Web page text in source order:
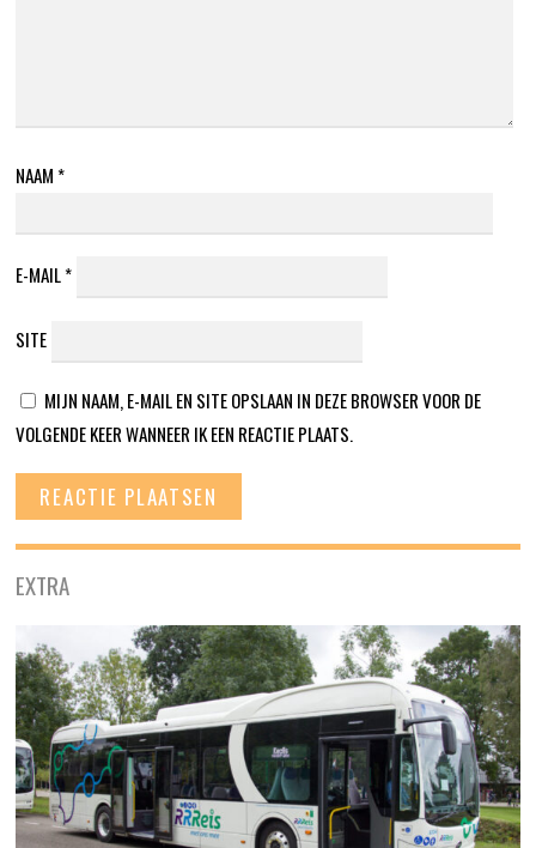
NAAM *
E-MAIL*
SITE
MIJN NAAM, E-MAIL EN SITE OPSLAAN IN DEZE BROWSER VOOR DE
VOLGENDE KEER WANNEER IK EEN REACTIE PLAATS.
EXTRA